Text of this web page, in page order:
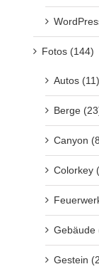
Fotos (144)
Autos (11)
Berge
Canyon
Colorkey
Gebäude
Gestein